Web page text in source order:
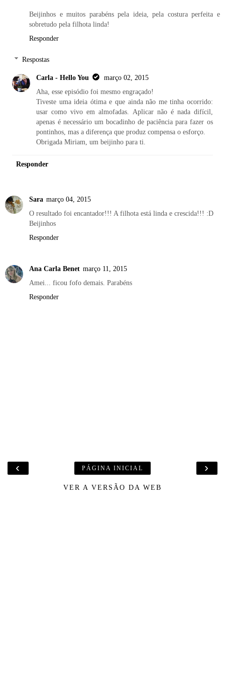
Beijinhos e muitos parabéns pela ideia, pela costura perfeita e
sobretudo pela filhota linda!
Responder
Respostas
Carla - Hello You
março 02, 2015
Aha, esse episódio foi mesmo engraçado!
Tiveste uma ideia ótima e que ainda não me tinha ocorrido:
usar como vivo em almofadas. Aplicar não é nada difícil,
apenas é necessário um bocadinho de paciência para fazer os
pontinhos, mas a diferença que produz compensa o esforço.
Obrigada Miriam, um beijinho para ti.
Responder
Sara março 04, 2015
O resultado foi encantador!!! A filhota está linda e crescida!!! :D
Beijinhos
Responder
Ana Carla Benet março 11, 2015
Amei... ficou fofo demais. Parabéns
Responder
‹ ›
PÁGINA INICIAL
VER A VERSÃO DA WEB